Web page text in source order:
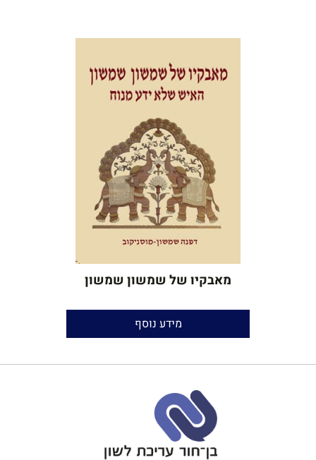
שנת הוצאה:2010
מאבקיו של שמשון שמשון
האיש שלא ידע מנוח
אוריון
שנת הוצאה: 2018
מידע נוסף